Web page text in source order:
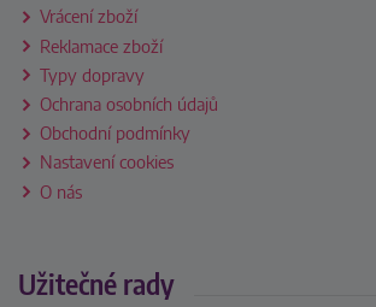
Vrácení zboží
Reklamace zboží
Typy dopravy
Ochrana osobních údajů
Obchodní podmínky
Nastavení cookies
O nás
Užitečné rady